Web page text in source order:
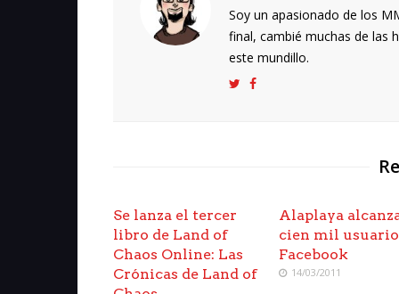
Soy un apasionado de los
final, cambié muchas de las
este mundillo.
Se lanza el tercer
libro de Land of
Chaos Online: Las
Crónicas de Land of
Alaplaya
cien mil
Facebook
14/03/2011